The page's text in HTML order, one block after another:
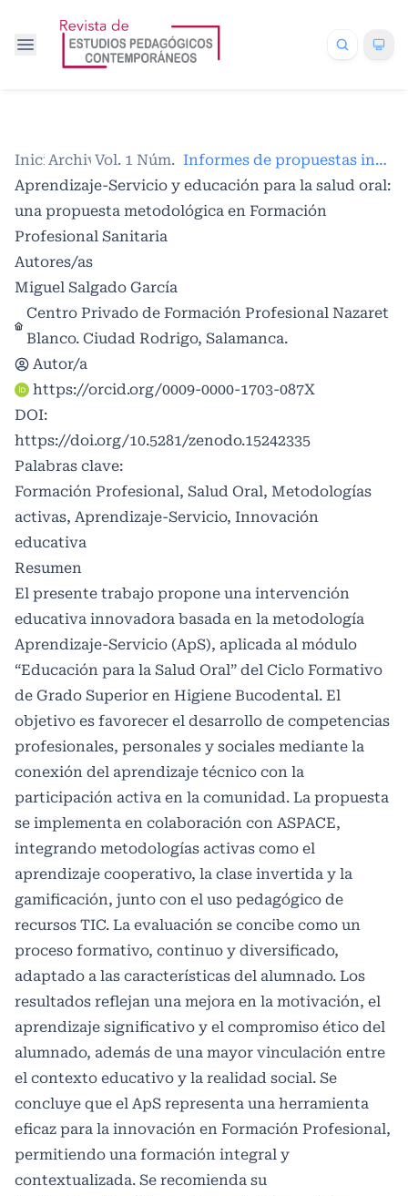
Inicio /
Archivos /
Vol. 1 Núm. 1 (2025) /
Informes de propuestas innovadoras en educación
Aprendizaje-Servicio y educación para la salud oral:
una propuesta metodológica en Formación
Profesional Sanitaria
Autores/as
Miguel Salgado García
Centro Privado de Formación Profesional Nazaret
Blanco. Ciudad Rodrigo, Salamanca.
Autor/a
https://orcid.org/0009-0000-1703-087X
DOI:
https://doi.org/10.5281/zenodo.15242335
Palabras clave:
Formación Profesional, Salud Oral, Metodologías
activas, Aprendizaje-Servicio, Innovación
educativa
Resumen
El presente trabajo propone una intervención
educativa innovadora basada en la metodología
Aprendizaje-Servicio (ApS), aplicada al módulo
“Educación para la Salud Oral” del Ciclo Formativo
de Grado Superior en Higiene Bucodental. El
objetivo es favorecer el desarrollo de competencias
profesionales, personales y sociales mediante la
conexión del aprendizaje técnico con la
participación activa en la comunidad. La propuesta
se implementa en colaboración con ASPACE,
integrando metodologías activas como el
aprendizaje cooperativo, la clase invertida y la
gamificación, junto con el uso pedagógico de
recursos TIC. La evaluación se concibe como un
proceso formativo, continuo y diversificado,
adaptado a las características del alumnado. Los
resultados reflejan una mejora en la motivación, el
aprendizaje significativo y el compromiso ético del
alumnado, además de una mayor vinculación entre
el contexto educativo y la realidad social. Se
concluye que el ApS representa una herramienta
eficaz para la innovación en Formación Profesional,
permitiendo una formación integral y
contextualizada. Se recomienda su